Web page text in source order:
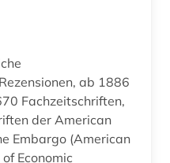
ab 1886
Fachzeitschriften,
der American
Embargo (American
Economic